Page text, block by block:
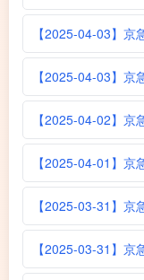
【2025-04-03】京
【2025-04-03】京
【2025-04-02】京
【2025-04-01】京
【2025-03-31】京
【2025-03-31】京